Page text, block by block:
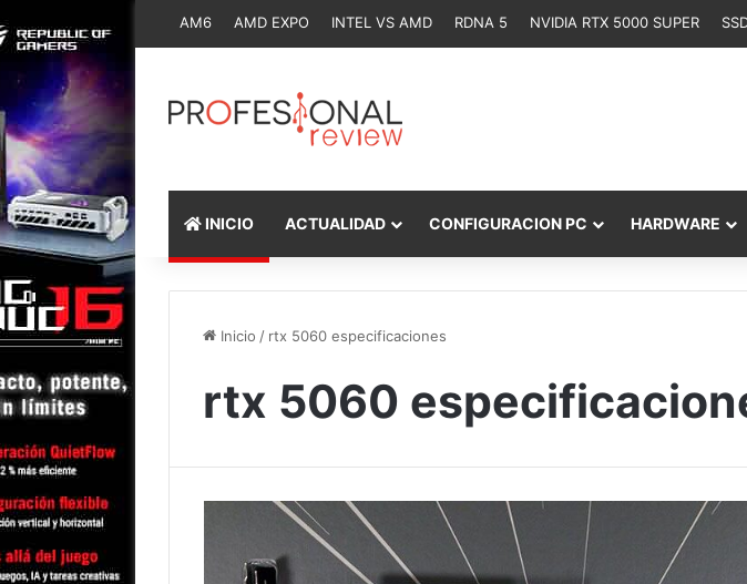
AM6 AMD EXPO INTEL VS AMD RDNA 5 NVIDIA RTX 5000 SUPER
INICIO ACTUALIDAD CONFIGURACION PC HARDWARE
Inicio / rtx 5060 especificaciones
rtx 5060